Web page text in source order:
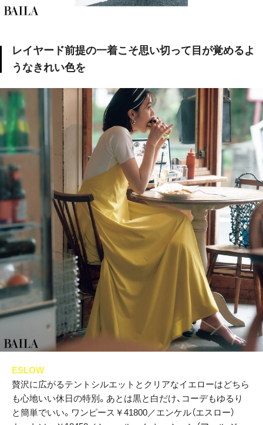
レイヤード前提の一着こそ思い切って目が覚めるよ
うなきれい色を
ESLOW
贅沢に広がるテントシルエットとクリアなイエローはどちら
も心地いい休日の特別。あとは黒と白だけ、コーデもゆるり
と簡単でいい。ワンピース￥41800／エンケル（エスロー）